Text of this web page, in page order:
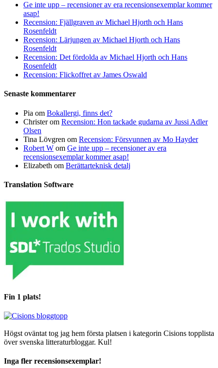
Ge inte upp – recensioner av era recensionsexemplar kommer
asap!
Recension: Fjällgraven av Michael Hjorth och Hans
Rosenfeldt
Recension: Lärjungen av Michael Hjorth och Hans
Rosenfeldt
Recension: Det fördolda av Michael Hjorth och Hans
Rosenfeldt
Recension: Flickoffret av James Oswald
Senaste kommentarer
Pia om Bokallergi, finns det?
Christerom Recension: Hon tackade gudarna av Jussi Adler
Olsen
Tina Lövgren om Recension: Försvunnen av Mo Hayder
Robert W om Ge inte upp – recensioner av era
recensionsexemplar kommer asap!
Elizabeth om Berättarteknisk detalj
Translation Software
Fin 1 plats!
Högst oväntat tog jag hem första platsen i kategorin Cisions topplista
över svenska litteraturbloggar. Kul!
Inga fler recensionsexemplar!